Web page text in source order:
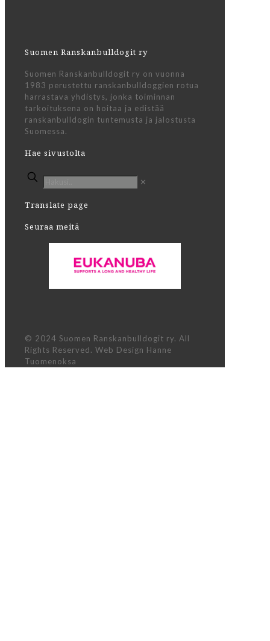
Suomen Ranskanbulldogit ry
Suomen Ranskanbulldogit ry on vuonna
1983 perustettu ranskanbulldoggien rotua
harrastava yhdistys, jonka toiminnan
tarkoituksena on hoitaa ja edistää
ranskanbulldogin tuntemusta ja jalostusta
Suomessa.
Hae sivustolta
✕
Translate page
Seuraa meitä
© 2024 Suomen Ranskanbulldogit ry. All
Rights Reserved. Web Design Hanne
Tuomenoksa